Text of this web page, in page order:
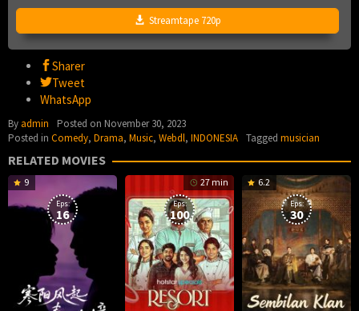
Streamtape 720p
Sharer
Tweet
WhatsApp
By admin Posted on November 30, 2023
Posted in Comedy, Drama, Music, Webdl, INDONESIA Tagged musician
RELATED MOVIES
9
Eps:
16
27 min
Eps:
100
6.2
Eps:
30